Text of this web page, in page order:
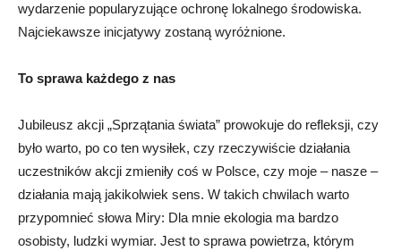
wydarzenie popularyzujące ochronę lokalnego środowiska.
Najciekawsze inicjatywy zostaną wyróżnione.
To sprawa każdego z nas
Jubileusz akcji „Sprzątania świata” prowokuje do refleksji, czy
było warto, po co ten wysiłek, czy rzeczywiście działania
uczestników akcji zmieniły coś w Polsce, czy moje – nasze –
działania mają jakikolwiek sens. W takich chwilach warto
przypomnieć słowa Miry: Dla mnie ekologia ma bardzo
osobisty, ludzki wymiar. Jest to sprawa powietrza, którym